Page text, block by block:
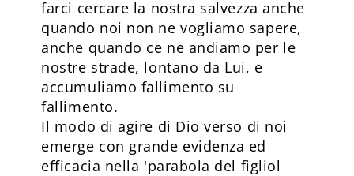
farci cercare la nostra salvezza anche
quando noi non ne vogliamo sapere,
anche quando ce ne andiamo per le
nostre strade, lontano da Lui, e
accumuliamo fallimento su
fallimento.
Il modo di agire di Dio verso di noi
emerge con grande evidenza ed
efficacia nella 'parabola del figliol